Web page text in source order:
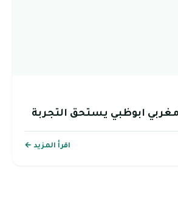
ابوظبي يستحق التجربة
اقرأ المزيد ←